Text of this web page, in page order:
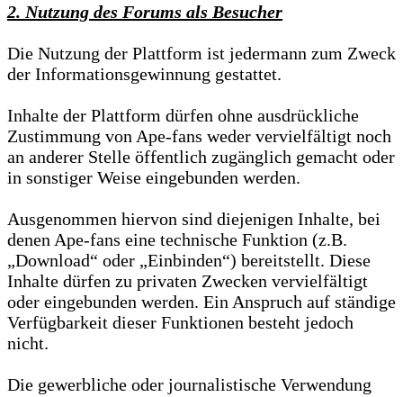
2. Nutzung des Forums als Besucher
Die Nutzung der Plattform ist jedermann zum Zweck
der Informationsgewinnung gestattet.
Inhalte der Plattform dürfen ohne ausdrückliche
Zustimmung von Ape-fans weder vervielfältigt noch
an anderer Stelle öffentlich zugänglich gemacht oder
in sonstiger Weise eingebunden werden.
Ausgenommen hiervon sind diejenigen Inhalte, bei
denen Ape-fans eine technische Funktion (z.B.
„Download“ oder „Einbinden“) bereitstellt. Diese
Inhalte dürfen zu privaten Zwecken vervielfältigt
oder eingebunden werden. Ein Anspruch auf ständige
Verfügbarkeit dieser Funktionen besteht jedoch
nicht.
Die gewerbliche oder journalistische Verwendung